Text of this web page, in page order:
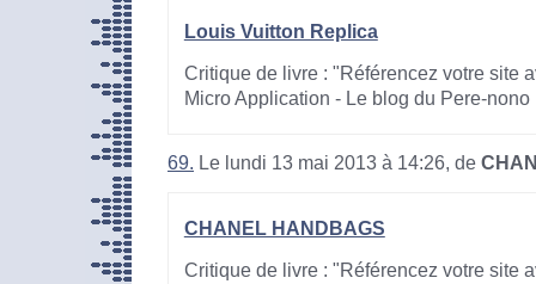
Louis Vuitton Replica
Critique de livre : "Référencez votre site
Micro Application - Le blog du Pere-nono
69. Le lundi 13 mai 2013 à 14:26, de
CHANEL HANDBAGS
Critique de livre : "Référencez votre site